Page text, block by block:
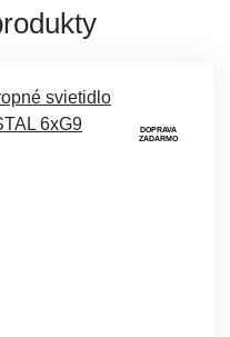
DOPRAVA
ZADARMO